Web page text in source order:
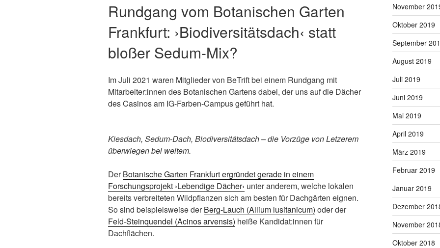
Rundgang vom Botanischen Garten
Frankfurt: ›Biodiversitätsdach‹ statt
bloßer Sedum-Mix?
Im Juli 2021 waren Mitglieder von BeTrift bei einem Rundgang mit
Mitarbeiter:innen des Botanischen Gartens dabei, der uns auf die Dächer
des Casinos am IG-Farben-Campus geführt hat.
Kiesdach, Sedum-Dach, Biodiversitätsdach – die Vorzüge von Letzerem
überwiegen bei weitem.
DerBotanische Garten Frankfurt ergründet gerade in einem
Forschungsprojekt ›Lebendige Dächer‹ unter anderem, welche lokalen
bereits verbreiteten Wildpflanzen sich am besten für Dachgärten eignen.
So sind beispielsweise derBerg-Lauch (Allium lusitanicum) oder der
Feld-Steinquendel (Acinos arvensis) heiße Kandidat:innen für
Dachflächen.
November
Oktober 2019
September
August 2019
Juli 2019
Juni 2019
Mai 2019
April 2019
März 2019
Februar 2019
Januar 2019
Dezember
November
Oktober 2018